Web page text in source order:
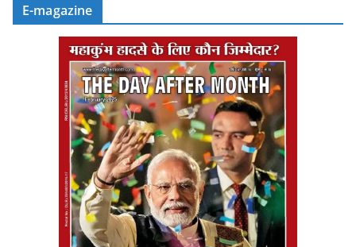
E-magazine